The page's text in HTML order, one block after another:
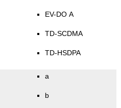
EV-DO A
TD-SCDMA
TD-HSDPA
a
b